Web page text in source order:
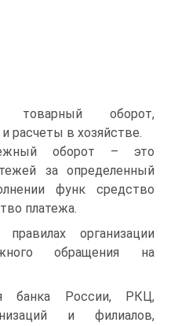
товарный оборот,
расчеты в хозяйстве.
оборот – это
за определенный
функ средство
платежа.
организации
обращения на
банка России, РКЦ,
и филиалов,